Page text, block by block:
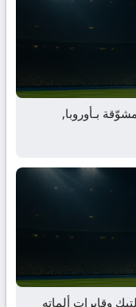
بـأوروبا,